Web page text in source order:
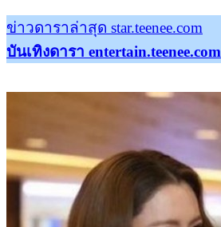
ข่าวดาราล่าสุด star.teenee.com
บันเทิงดารา entertain.teenee.com